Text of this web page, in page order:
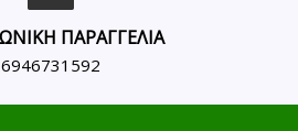
ΠΑΡΑΓΓΕΛΙΑ
6946731592